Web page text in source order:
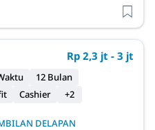
Rp 2,3 jt - 3 jt
12 Bulan
Cashier +2
DELAPAN